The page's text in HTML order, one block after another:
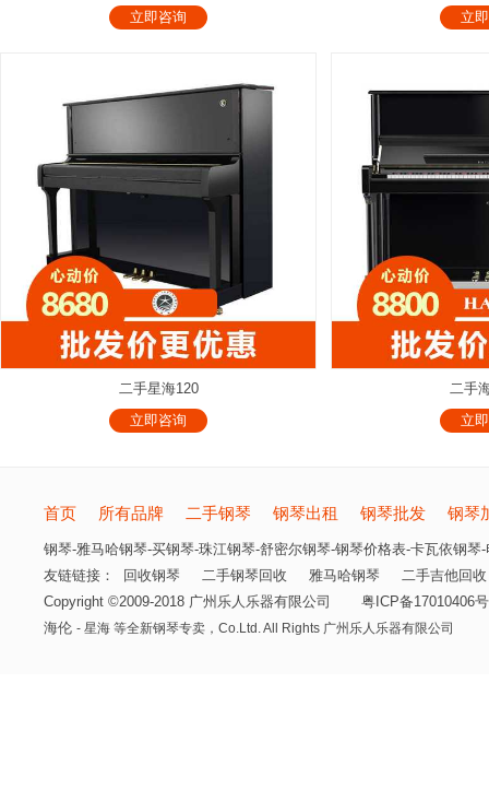
立即咨询
立
二手星海120
立即咨询
二手
立
首页 所有品牌 二手钢琴 钢琴出租 钢琴批发 钢琴
钢琴-雅马哈钢琴-买钢琴-珠江钢琴-舒密尔钢琴-钢琴价格表-卡瓦依钢琴
友链链接：
回收钢琴 二手钢琴回收 雅马哈钢琴
二手吉他回收
Copyright ©2009-2018 广州乐人乐器有限公司
粤ICP备17010406
海伦 - 星海 等全新钢琴专卖， Co.Ltd. All Rights 广州乐人乐器有限公司